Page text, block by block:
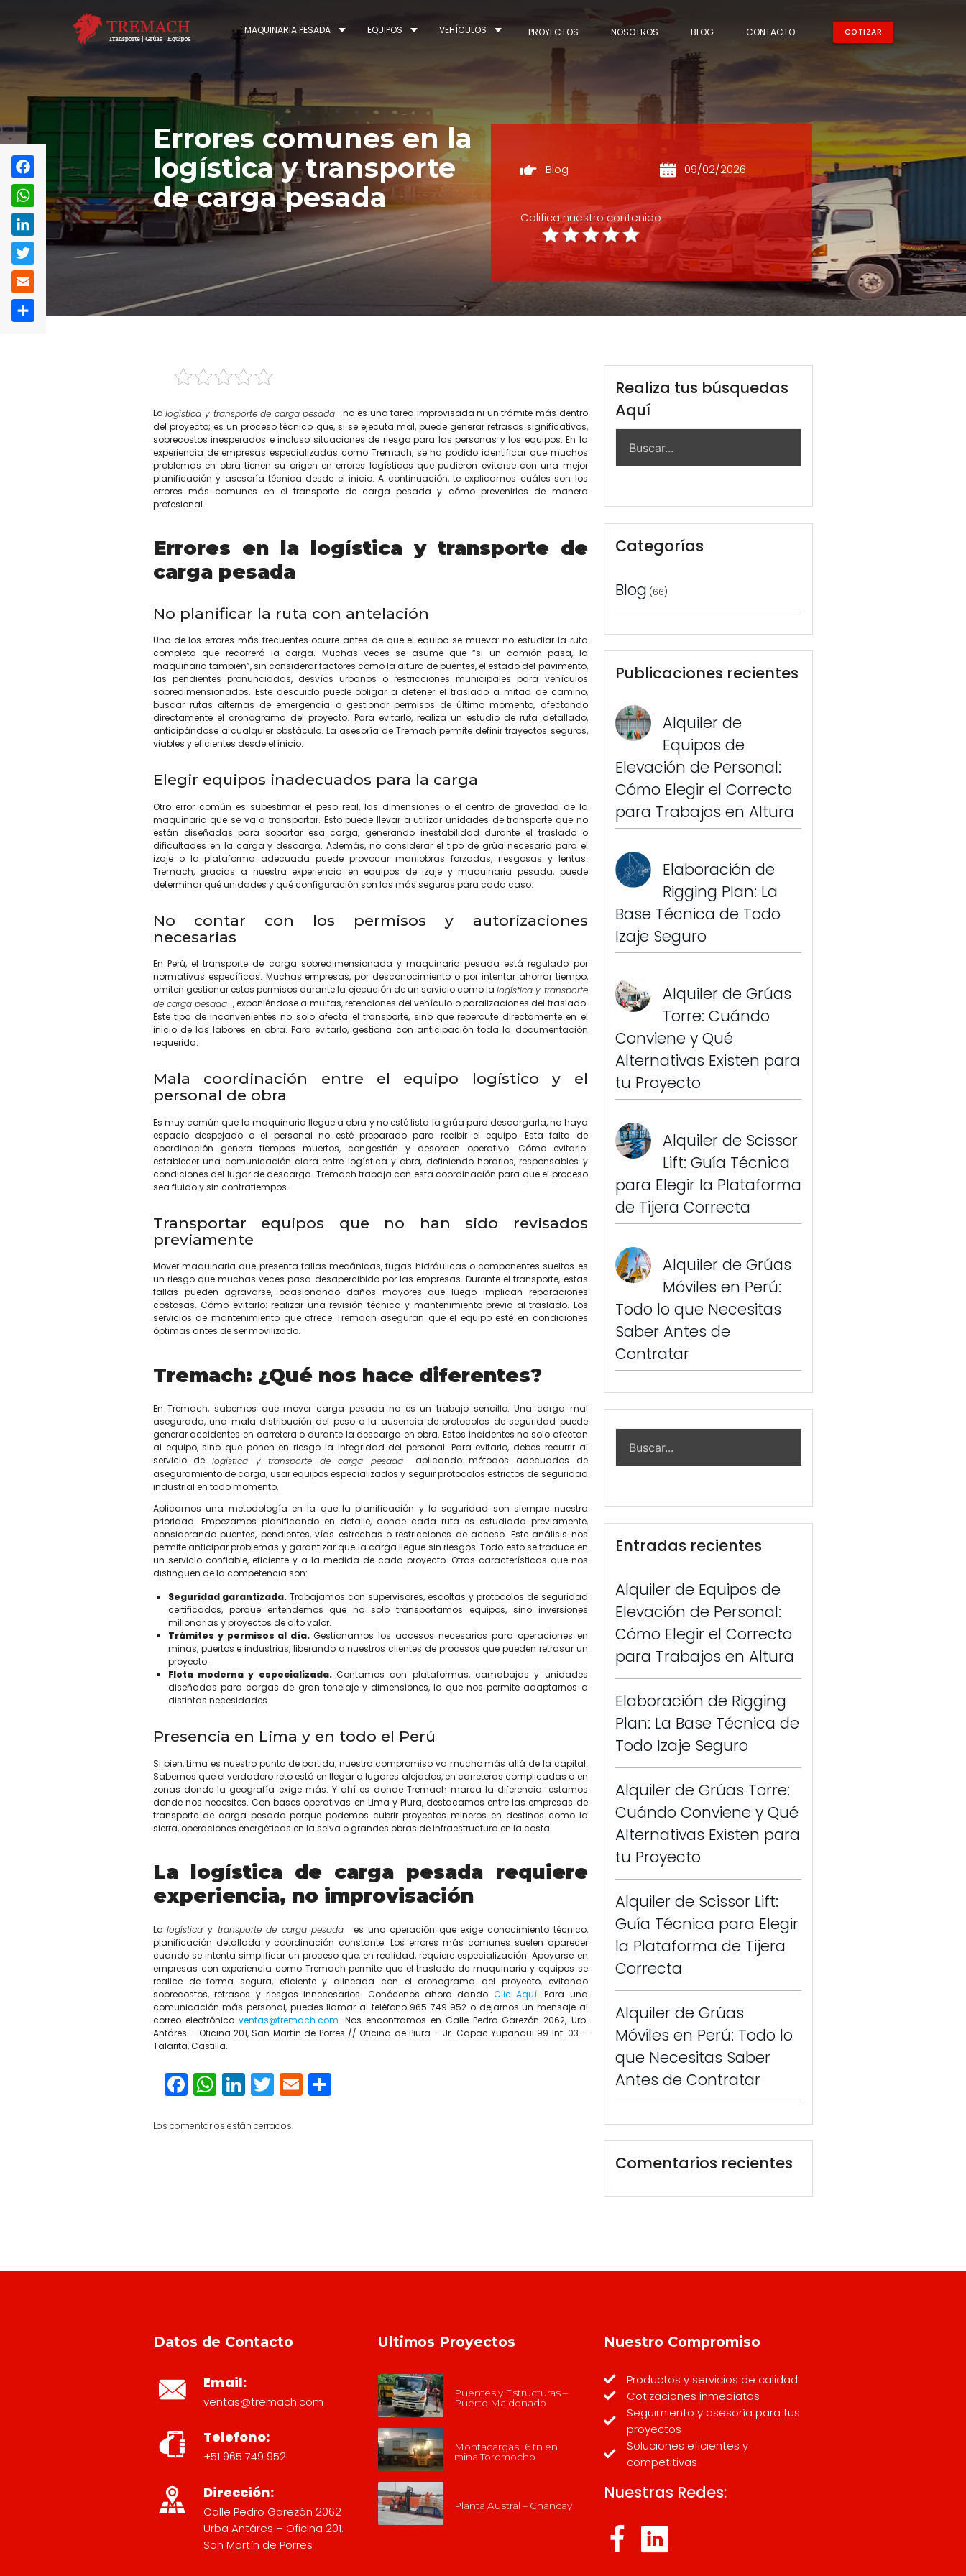
MAQUINARIA PESADA EQUIPOS VEHÍCULOS PROYECTOS NOSOTROS BLOG CONTACTO COTIZAR
Errores comunes en la
logística y transporte
de carga pesada
Blog 09/02/2026
Califica nuestro contenido
Lalogística y transporte de carga pesada
no es una tarea improvisada ni un trámite más dentro
del proyecto; es un proceso técnico que, si se ejecuta mal, puede generar retrasos significativos,
sobrecostos inesperados e incluso situaciones de riesgo para las personas y los equipos. En la
experiencia de empresas especializadas como Tremach, se ha podido identificar que muchos
problemas en obra tienen su origen en errores logísticos que pudieron evitarse con una mejor
planificación y asesoría técnica desde el inicio. A continuación, te explicamos cuáles son los
errores más comunes en el transporte de carga pesada y cómo prevenirlos de manera
profesional.
Errores en la logística y transporte de
carga pesada
No planificar la ruta con antelación
Uno de los errores más frecuentes ocurre antes de que el equipo se mueva: no estudiar la ruta
completa que recorrerá la carga. Muchas veces se asume que “si un camión pasa, la
maquinaria también”, sin considerar factores como la altura de puentes, el estado del pavimento,
las pendientes pronunciadas, desvíos urbanos o restricciones municipales para vehículos
sobredimensionados. Este descuido puede obligar a detener el traslado a mitad de camino,
buscar rutas alternas de emergencia o gestionar permisos de último momento, afectando
directamente el cronograma del proyecto. Para evitarlo, realiza un estudio de ruta detallado,
anticipándose a cualquier obstáculo. La asesoría de Tremach permite definir trayectos seguros,
viables y eficientes desde el inicio.
Elegir equipos inadecuados para la carga
Otro error común es subestimar el peso real, las dimensiones o el centro de gravedad de la
maquinaria que se va a transportar. Esto puede llevar a utilizar unidades de transporte que no
están diseñadas para soportar esa carga, generando inestabilidad durante el traslado o
dificultades en la carga y descarga. Además, no considerar el tipo de grúa necesaria para el
izaje o la plataforma adecuada puede provocar maniobras forzadas, riesgosas y lentas.
Tremach, gracias a nuestra experiencia en equipos de izaje y maquinaria pesada, puede
determinar qué unidades y qué configuración son las más seguras para cada caso.
No contar con los permisos y autorizaciones
necesarias
En Perú, el transporte de carga sobredimensionada y maquinaria pesada está regulado por
normativas específicas. Muchas empresas, por desconocimiento o por intentar ahorrar tiempo,
omiten gestionar estos permisos durante la ejecución de un servicio como lalogística y transporte
de carga pesada , exponiéndose a multas, retenciones del vehículo o paralizaciones del traslado.
Este tipo de inconvenientes no solo afecta el transporte, sino que repercute directamente en el
inicio de las labores en obra. Para evitarlo, gestiona con anticipación toda la documentación
requerida.
Mala coordinación entre el equipo logístico y el
personal de obra
Es muy común que la maquinaria llegue a obra y no esté lista la grúa para descargarla, no haya
espacio despejado o el personal no esté preparado para recibir el equipo. Esta falta de
coordinación genera tiempos muertos, congestión y desorden operativo. Cómo evitarlo:
establecer una comunicación clara entre logística y obra, definiendo horarios, responsables y
condiciones del lugar de descarga. Tremach trabaja con esta coordinación para que el proceso
sea fluido y sin contratiempos.
Transportar equipos que no han sido revisados
previamente
Mover maquinaria que presenta fallas mecánicas, fugas hidráulicas o componentes sueltos es
un riesgo que muchas veces pasa desapercibido por las empresas. Durante el transporte, estas
fallas pueden agravarse, ocasionando daños mayores que luego implican reparaciones
costosas. Cómo evitarlo: realizar una revisión técnica y mantenimiento previo al traslado. Los
servicios de mantenimiento que ofrece Tremach aseguran que el equipo esté en condiciones
óptimas antes de ser movilizado.
Tremach: ¿Qué nos hace diferentes?
En Tremach, sabemos que mover carga pesada no es un trabajo sencillo. Una carga mal
asegurada, una mala distribución del peso o la ausencia de protocolos de seguridad puede
generar accidentes en carretera o durante la descarga en obra. Estos incidentes no solo afectan
al equipo, sino que ponen en riesgo la integridad del personal. Para evitarlo, debes recurrir al
servicio de logística y transporte de carga pesada
aplicando métodos adecuados de
aseguramiento de carga, usar equipos especializados y seguir protocolos estrictos de seguridad
industrial en todo momento.
Aplicamos una metodología en la que la planificación y la seguridad son siempre nuestra
prioridad. Empezamos planificando en detalle, donde cada ruta es estudiada previamente,
considerando puentes, pendientes, vías estrechas o restricciones de acceso. Este análisis nos
permite anticipar problemas y garantizar que la carga llegue sin riesgos. Todo esto se traduce en
un servicio confiable, eficiente y a la medida de cada proyecto. Otras características que nos
distinguen de la competencia son:
Seguridad garantizada.Trabajamos con supervisores, escoltas y protocolos de seguridad
certificados, porque entendemos que no solo transportamos equipos, sino inversiones
millonarias y proyectos de alto valor.
Trámites y permisos al día.Gestionamos los accesos necesarios para operaciones en
minas, puertos e industrias, liberando a nuestros clientes de procesos que pueden retrasar un
proyecto.
Flota moderna y especializada.Contamos con plataformas, camabajas y unidades
diseñadas para cargas de gran tonelaje y dimensiones, lo que nos permite adaptarnos a
distintas necesidades.
Presencia en Lima y en todo el Perú
Si bien, Lima es nuestro punto de partida, nuestro compromiso va mucho más allá de la capital.
Sabemos que el verdadero reto está en llegar a lugares alejados, en carreteras complicadas o en
zonas donde la geografía exige más. Y ahí es donde Tremach marca la diferencia: estamos
donde nos necesites. Con bases operativas en Lima y Piura, destacamos entre las empresas de
transporte de carga pesada porque podemos cubrir proyectos mineros en destinos como la
sierra, operaciones energéticas en la selva o grandes obras de infraestructura en la costa.
La logística de carga pesada requiere
experiencia, no improvisación
Lalogística y transporte de carga pesada
es una operación que exige conocimiento técnico,
planificación detallada y coordinación constante. Los errores más comunes suelen aparecer
cuando se intenta simplificar un proceso que, en realidad, requiere especialización. Apoyarse en
empresas con experiencia como Tremach permite que el traslado de maquinaria y equipos se
realice de forma segura, eficiente y alineada con el cronograma del proyecto, evitando
sobrecostos, retrasos y riesgos innecesarios. Conócenos ahora dando Clic Aquí. Para una
comunicación más personal, puedes llamar al teléfono 965 749 952 o dejarnos un mensaje al
correo electrónico ventas@tremach.com. Nos encontramos en Calle Pedro Garezón 2062, Urb.
Antáres – Oficina 201, San Martín de Porres // Oficina de Piura – Jr. Capac Yupanqui 99 Int. 03 –
Talarita, Castilla.
Facebook
WhatsApp
LinkedIn
Twitter
EmailCompartir
Los comentarios están cerrados.
Realiza tus búsquedas
Aquí
Categorías
Blog (66)
Publicaciones recientes
Alquiler de
Equipos de
Elevación de Personal:
Cómo Elegir el Correcto
para Trabajos en Altura
Elaboración de
Rigging Plan: La
Base Técnica de Todo
Izaje Seguro
Alquiler de Grúas
Torre: Cuándo
Conviene y Qué
Alternativas Existen para
tu Proyecto
Alquiler de Scissor
Lift: Guía Técnica
para Elegir la Plataforma
de Tijera Correcta
Alquiler de Grúas
Móviles en Perú:
Todo lo que Necesitas
Saber Antes de
Contratar
Entradas recientes
Alquiler de Equipos de
Elevación de Personal:
Cómo Elegir el Correcto
para Trabajos en Altura
Elaboración de Rigging
Plan: La Base Técnica de
Todo Izaje Seguro
Alquiler de Grúas Torre:
Cuándo Conviene y Qué
Alternativas Existen para
tu Proyecto
Alquiler de Scissor Lift:
Guía Técnica para Elegir
la Plataforma de Tijera
Correcta
Alquiler de Grúas
Móviles en Perú: Todo lo
que Necesitas Saber
Antes de Contratar
Comentarios recientes
Datos de Contacto
Email:
ventas@tremach.com
Telefono:
+51 965 749 952
Dirección:
Calle Pedro Garezón 2062
Urba Antáres – Oficina 201.
San Martín de Porres
Ultimos Proyectos
Puentes y Estructuras –
Puerto Maldonado
Montacargas 16 tn en
mina Toromocho
Planta Austral – Chancay
Nuestro Compromiso
Productos y servicios de calidad
Cotizaciones inmediatas
Seguimiento y asesoría para tus
proyectos
Soluciones eficientes y
competitivas
Nuestras Redes:
Facebook
WhatsApp
LinkedIn
Twitter
Email